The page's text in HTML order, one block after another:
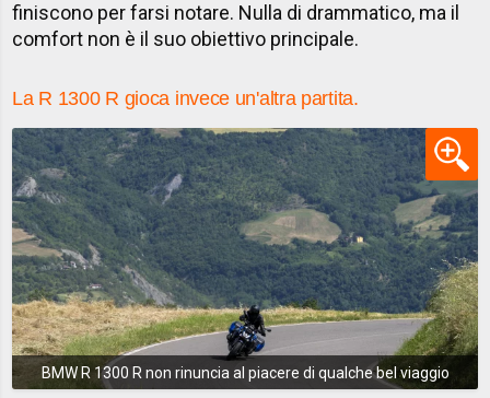
finiscono per farsi notare. Nulla di drammatico, ma il
comfort non è il suo obiettivo principale.
La R 1300 R gioca invece un'altra partita.
BMW R 1300 R non rinuncia al piacere di qualche bel viaggio